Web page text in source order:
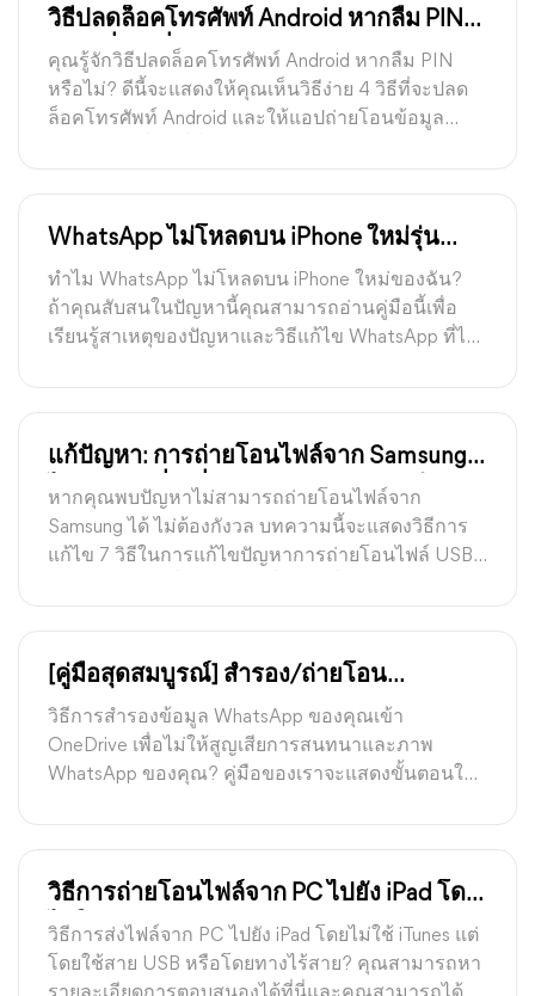
วิธีปลดล็อคโทรศัพท์ Android หากลืม PIN
[4 วิธีที่ง่ายที่สุด]
คุณรู้จักวิธีปลดล็อคโทรศัพท์ Android หากลืม PIN
หรือไม่? ดีนี้จะแสดงให้คุณเห็นวิธีง่าย 4 วิธีที่จะปลด
ล็อคโทรศัพท์ Android และให้แอปถ่ายโอนข้อมูล
WhatsApp ไม่โหลดบน iPhone ใหม่รุ่น
15/16? วิธีแก้ปัญหา!
ทำไม WhatsApp ไม่โหลดบน iPhone ใหม่ของฉัน?
ถ้าคุณสับสนในปัญหานี้คุณสามารถอ่านคู่มือนี้เพื่อ
เรียนรู้สาเหตุของปัญหาและวิธีแก้ไข WhatsApp ที่ไม่
แก้ปัญหา: การถ่ายโอนไฟล์จาก Samsung
ไม่ทำงานเมื่อเชื่อมต่อกับคอมพิวเตอร์
หากคุณพบปัญหาไม่สามารถถ่ายโอนไฟล์จาก
Samsung ได้ ไม่ต้องกังวล บทความนี้จะแสดงวิธีการ
แก้ไข 7 วิธีในการแก้ไขปัญหาการถ่ายโอนไฟล์ USB
[คู่มือสุดสมบูรณ์] สำรอง/ถ่ายโอน
WhatsApp เข้า OneDrive อย่างง่ายดาย
วิธีการสำรองข้อมูล WhatsApp ของคุณเข้า
OneDrive เพื่อไม่ให้สูญเสียการสนทนาและภาพ
WhatsApp ของคุณ? คู่มือของเราจะแสดงขั้นตอนใน
วิธีการถ่ายโอนไฟล์จาก PC ไปยัง iPad โดย
ไม่ใช้ iTunes [อันดับดี]
วิธีการส่งไฟล์จาก PC ไปยัง iPad โดยไม่ใช้ iTunes แต่
โดยใช้สาย USB หรือโดยทางไร้สาย? คุณสามารถหา